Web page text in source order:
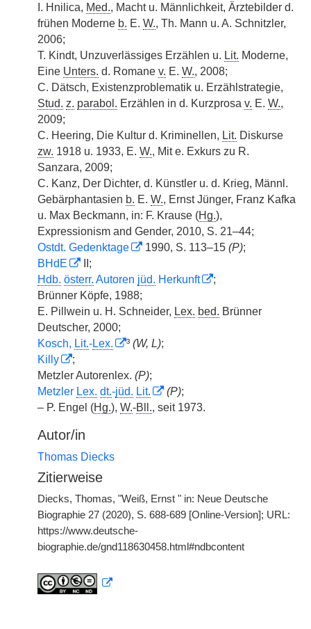
I. Hnilica, Med., Macht u. Männlichkeit, Ärztebilder d.
frühen Moderne b. E. W., Th. Mann u. A. Schnitzler,
2006;
T. Kindt, Unzuverlässiges Erzählen u. Lit. Moderne,
Eine Unters. d. Romane v. E. W., 2008;
C. Dätsch, Existenzproblematik u. Erzählstrategie,
Stud. z. parabol. Erzählen in d. Kurzprosa v. E. W.,
2009;
C. Heering, Die Kultur d. Kriminellen, Lit. Diskurse
zw. 1918 u. 1933, E. W., Mit e. Exkurs zu R.
Sanzara, 2009;
C. Kanz, Der Dichter, d. Künstler u. d. Krieg, Männl.
Gebärphantasien b. E. W., Ernst Jünger, Franz Kafka
u. Max Beckmann, in: F. Krause (Hg.),
Expressionism and Gender, 2010, S. 21–44;
Ostdt. Gedenktage
1990, S. 113–15 (P);
BHdE
II;
Hdb. österr. Autoren jüd. Herkunft
;
Brünner Köpfe, 1988;
E. Pillwein u. H. Schneider, Lex. bed. Brünner
Deutscher, 2000;
Kosch, Lit.-Lex. ³ (W, L);
Killy
;
Metzler Autorenlex. (P);
Metzler Lex. dt.-jüd. Lit. (P);
– P. Engel (Hg.), W.-Bll., seit 1973.
Autor/in
Thomas Diecks
Zitierweise
Diecks, Thomas, "Weiß, Ernst " in: Neue Deutsche
Biographie 27 (2020), S. 688-689 [Online-Version]; URL:
https://www.deutsche-
biographie.de/gnd118630458.html#ndbcontent